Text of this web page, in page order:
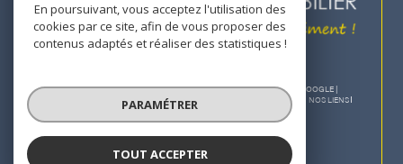
© 2026 | TOUS DROITS RÉSERVÉS | TRADUCTION POWERED BY GOOGLE |
NOS HONORAIRES
PLAN DU SITE MENTIONS LÉGALES ADMIN
NOS LIENS
POLITIQUE RGPD
En poursuivant, vous acceptez l'utilisation des
cookies par ce site, afin de vous proposer des
contenus adaptés et réaliser des statistiques !
PARAMÉTRER
TOUT ACCEPTER